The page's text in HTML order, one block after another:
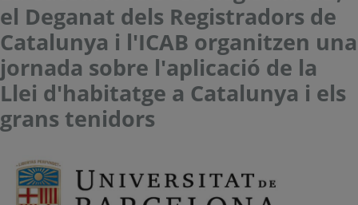
el Deganat dels Registradors de
Catalunya i l'ICAB organitzen una
jornada sobre l'aplicació de la
Llei d'habitatge a Catalunya i els
grans tenidors